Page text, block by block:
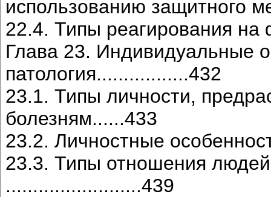
использованию защитного
22.4. Типы реагирования
Глава 23. Индивидуальные
патология.................432
23.1. Типы личности,
болезням......433
23.2. Личностные
23.3. Типы отношения людей
.........................439